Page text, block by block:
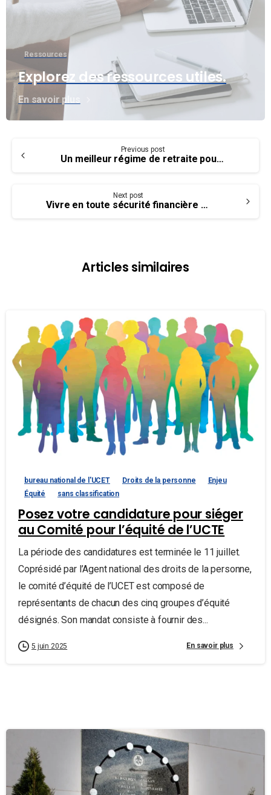
Ressources
Explorez des ressources utiles.
En savoir plus
Reading
Previous post
Un meilleur régime de retraite pour nos membres – La bonne chose à faire
Next post
Vivre en toute sécurité financière après sa carrière – difficile au Canada
Articles similaires
bureau national de l'UCET Droits de la personne
Enjeu
Équité
sans classification
Posez votre candidature pour siéger
au Comité pour l’équité de l’UCTE
La période des candidatures est terminée le 11 juillet.
Coprésidé par l’Agent national des droits de la personne,
le comité d’équité de l’UCET est composé de
représentants de chacun des cinq groupes d’équité
désignés. Son mandat consiste à fournir des...
5 juin 2025 En savoir plus